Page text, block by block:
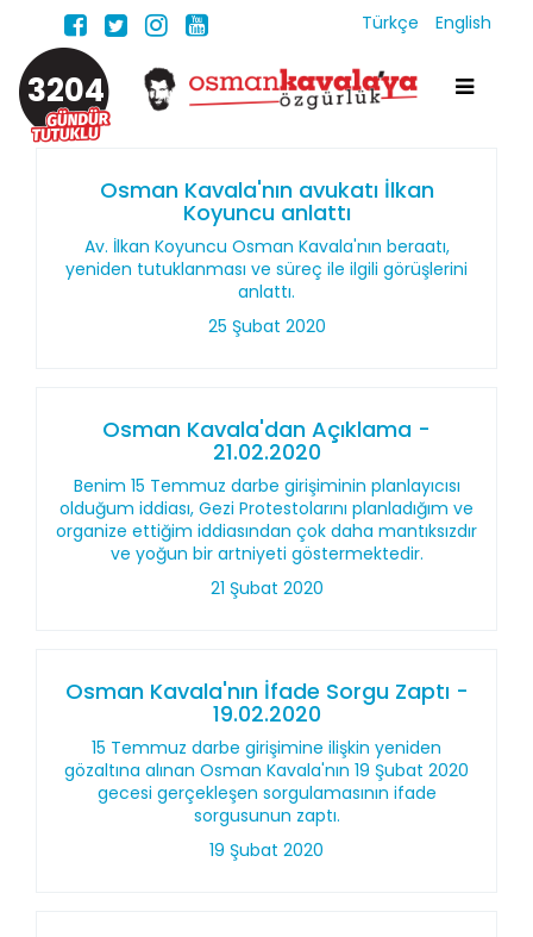
Türkçe English
3204
Osman Kavala'nın avukatı İlkan
Koyuncu anlattı
Av. İlkan Koyuncu Osman Kavala'nın beraatı,
yeniden tutuklanması ve süreç ile ilgili görüşlerini
anlattı.
25 Şubat 2020
Osman Kavala'dan Açıklama -
21.02.2020
Benim 15 Temmuz darbe girişiminin planlayıcısı
olduğum iddiası, Gezi Protestolarını planladığım ve
organize ettiğim iddiasından çok daha mantıksızdır
ve yoğun bir artniyeti göstermektedir.
21 Şubat 2020
Osman Kavala'nın İfade Sorgu Zaptı -
19.02.2020
15 Temmuz darbe girişimine ilişkin yeniden
gözaltına alınan Osman Kavala'nın 19 Şubat 2020
gecesi gerçekleşen sorgulamasının ifade
sorgusunun zaptı.
19 Şubat 2020